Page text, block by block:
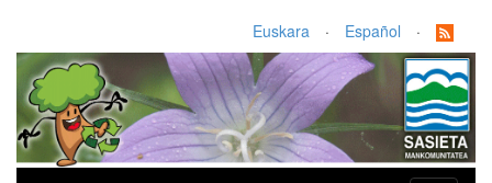
Euskara · Español ·